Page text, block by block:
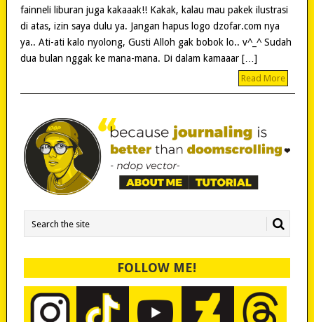
fainneli liburan juga kakaaak!! Kakak, kalau mau pakek ilustrasi
di atas, izin saya dulu ya. Jangan hapus logo dzofar.com nya
ya.. Ati-ati kalo nyolong, Gusti Alloh gak bobok lo.. v^_^ Sudah
dua bulan nggak ke mana-mana. Di dalam kamaaar […]
Read More
FOLLOW ME!